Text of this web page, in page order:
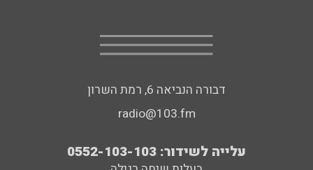
דבורה הנביאה 6, רמת השרון
radio@103.fm
עלייה לשידור: 0552-103-103